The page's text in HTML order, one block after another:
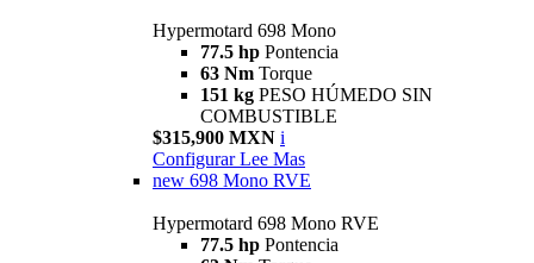
Hypermotard 698 Mono
77.5 hp Pontencia
63 Nm Torque
151 kg PESO HÚMEDO SIN
COMBUSTIBLE
$315,900 MXN i
Configurar Lee Mas
new 698 Mono RVE
Hypermotard 698 Mono RVE
77.5 hp Pontencia